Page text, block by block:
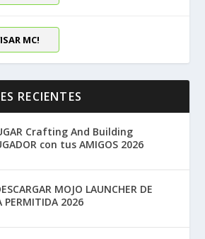
MC!
RECIENTES
Crafting And Building
con tus AMIGOS 2026
MOJO LAUNCHER DE
PERMITIDA 2026